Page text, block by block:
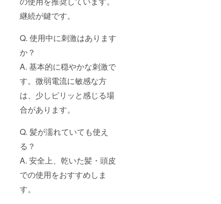
継続が鍵です。
Q. 使用中に刺激はあります
か？
A. 基本的に穏やかな刺激で
す。微弱電流に敏感な方
は、少しピリッと感じる場
合があります。
Q. 髪が濡れていても使え
る？
A. 安全上、乾いた髪・頭皮
での使用をおすすめしま
す。